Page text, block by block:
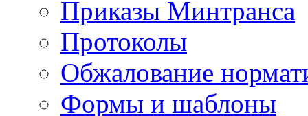
Приказы Минтранса
Протоколы
Обжалование
Формы и шаблоны